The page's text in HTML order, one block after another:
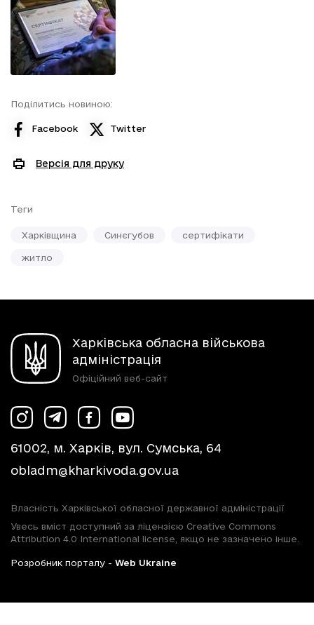
Поділитись новиною:
Facebook Twitter
Версія для друку
Теги
Харківщина Синєгубов сертифікати
житло
Харківська обласна військова
адміністрація
Офіційний веб-сайт
61002, м. Харків, вул. Сумська, 64
obladm@kharkivoda.gov.ua
Власність Харківської обласної державної адміністрації
Увесь вміст доступний за ліцензією Creative Commons
Attribution 4.0 International license, якщо не зазначено інше.
Розробник порталу - Web Ukraine